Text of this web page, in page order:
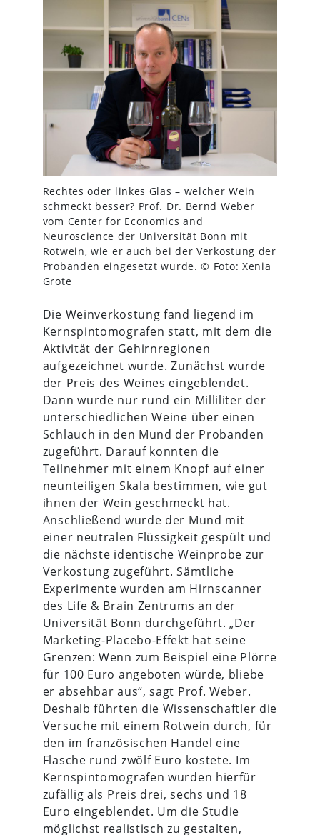
Rechtes oder linkes Glas – welcher Wein
schmeckt besser? Prof. Dr. Bernd Weber
vom Center for Economics and
Neuroscience der Universität Bonn mit
Rotwein, wie er auch bei der Verkostung der
Probanden eingesetzt wurde. © Foto: Xenia
Grote
Die Weinverkostung fand liegend im
Kernspintomografen statt, mit dem die
Aktivität der Gehirnregionen
aufgezeichnet wurde. Zunächst wurde
der Preis des Weines eingeblendet.
Dann wurde nur rund ein Milliliter der
unterschiedlichen Weine über einen
Schlauch in den Mund der Probanden
zugeführt. Darauf konnten die
Teilnehmer mit einem Knopf auf einer
neunteiligen Skala bestimmen, wie gut
ihnen der Wein geschmeckt hat.
Anschließend wurde der Mund mit
einer neutralen Flüssigkeit gespült und
die nächste identische Weinprobe zur
Verkostung zugeführt. Sämtliche
Experimente wurden am Hirnscanner
des Life & Brain Zentrums an der
Universität Bonn durchgeführt. „Der
Marketing-Placebo-Effekt hat seine
Grenzen: Wenn zum Beispiel eine Plörre
für 100 Euro angeboten würde, bliebe
er absehbar aus“, sagt Prof. Weber.
Deshalb führten die Wissenschaftler die
Versuche mit einem Rotwein durch, für
den im französischen Handel eine
Flasche rund zwölf Euro kostete. Im
Kernspintomografen wurden hierfür
zufällig als Preis drei, sechs und 18
Euro eingeblendet. Um die Studie
möglichst realistisch zu gestalten,